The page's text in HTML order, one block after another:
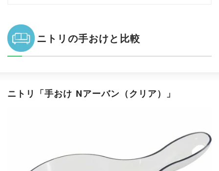
ニトリの手おけと比較
ニトリ「手おけ Nアーバン（クリア）」